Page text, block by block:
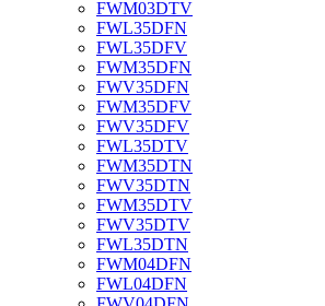
FWM03DTV
FWL35DFN
FWL35DFV
FWM35DFN
FWV35DFN
FWM35DFV
FWV35DFV
FWL35DTV
FWM35DTN
FWV35DTN
FWM35DTV
FWV35DTV
FWL35DTN
FWM04DFN
FWL04DFN